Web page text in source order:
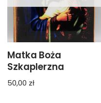
Matka Boża
Szkaplerzna
50,00 zł